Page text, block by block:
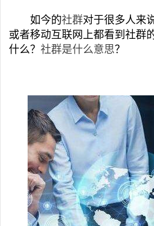
如今的社群对于很多人来
或者移动互联网上都看到社群
什么？ 社群是什么意思？